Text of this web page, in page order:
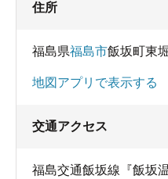
住所
福島県福島市飯坂町東
地図アプリで表示する
交通アクセス
福島交通飯坂線『飯坂